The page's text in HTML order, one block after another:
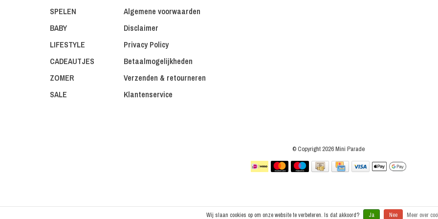
SPELEN
BABY
LIFESTYLE
CADEAUTJES
ZOMER
SALE
Algemene voorwaarden
Disclaimer
Privacy Policy
Betaalmogelijkheden
Verzenden & retourneren
Klantenservice
© Copyright 2026 Mini Parade
Wij slaan cookies op om onze website te verbeteren. Is dat akkoord? Ja Nee Meer over